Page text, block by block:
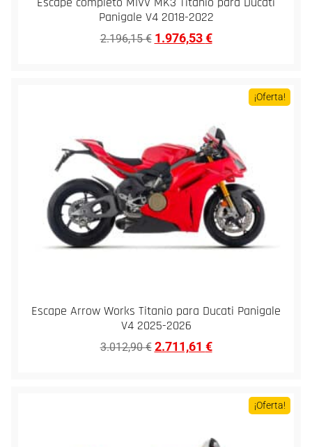
Panigale V4 2018-2022
2.196,15€ 1.976,53€
¡Oferta!
Escape Arrow Works Titanio para Ducati Panigale
V4 2025-2026
3.012,90€ 2.711,61 €
¡Oferta!